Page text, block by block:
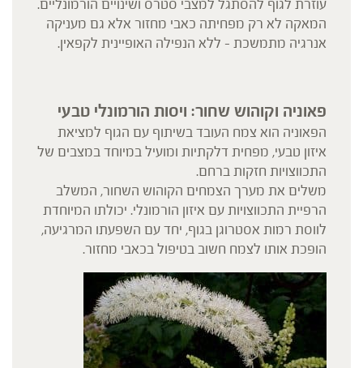
עוזרת לגוף להסתגל למצבי סטרס ושינויים הורמונליים.
המאקה לא רק מפחיתה כאבי מחזור אלא גם מעניקה
אנרגיה מתמשכת – ללא הנפילה האופיינית לקפאין.
פאוניה וקוהוש שחור: ויסות הורמונלי טבעי
הפאוניה הוא צמח העובד בשיתוף עם הגוף למציאת
איזון טבעי, מפחית דלקתיות ומועיל במיוחד במצבים של
התכווצויות חזקות ברחם.
משלים את מערך הצמחים הקוהוש השחור, המשלב
הרפיית התכווצויות עם איזון הורמונלי. יכולתו המיוחדת
לווסת רמות אסטרוגן בגוף, יחד עם השפעתו המרגיעה,
הופכת אותו לצמח חשוב בטיפול בכאבי מחזור.